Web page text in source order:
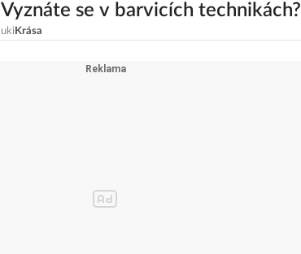
Vyznáte se v barvicích technikách?
ukiKrása